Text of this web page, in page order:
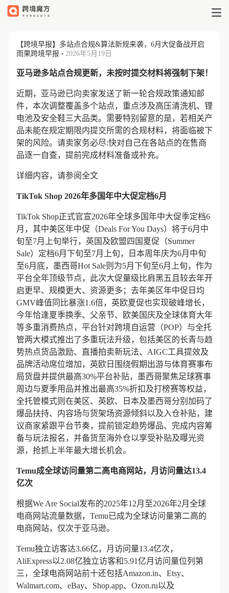
【跨境早报】多站点合规&算法新规来袭，6月大促备战开启
雨果跨境早报
2026年5月19日
亚马逊多站点合规更新，未按时提交材料将强制下架！
近期，亚马逊已向卖家发送了新一轮合规政策通知邮
件，本次调整覆盖多个站点，重点涉及高压清洗机、锂
电池及安全鞋三大品类。需要特别留意的是，若相关产
品未能在规定期限内提交所需的合规材料，将面临被下
架的风险。请卖家务必尽:快对自己在各站点的在售商
品逐一自查，提前完成材料准备或补充。
详细内容，请参阅全文
TikTok Shop 2026年多国年中大促定档6月
TikTok Shop正式官宣2026年全球多国年中大促季定档6
月，其中美区年中促（Deals For You Days）将于6月中
旬至7月上旬举行，英国及欧盟四国夏促（Summer
Sale）定档6月下旬至7月上旬，日本周年庆为6月中旬
至6月底，墨西哥Hot Sale则为5月下旬至6月上旬，作为
平台全年顶级节点，此次大促量级比肩黑五且较去年开
启更早、规模更大、资源更多；去年美区年中促日均
GMV峰值同比暴涨1.6倍，英欧夏促也实现破峰增长，
今年恰逢夏季换季、父亲节、欧美国庆及全球体育大年
等多重消费热点，平台针对跨境自运营（POP）与全托
管两大模式推出了多重玩法升级，包括美区的长青与趋
势热点货品激励、直播拍卖新玩法、AIGC工具提效及
品牌活动席位增加，英欧日围绕假期出游与体育赛事布
局货盘并提供最高30%平台补贴，墨西哥聚焦足球赛事
周边与夏季用品并推出最高35%折扣及打榜赛等权益，
全托管模式则在美区、英欧、日本及墨西哥分别加码了
爆品扶持、内容场与货架场资源倾斜以及入仓补贴，建
议商家紧跟平台节奏，提前锁定趋势爆品、完成内容筹
备与玩法报名，并备货至海外仓以享受补贴及曝光资
源，抢抓上半年最大增长机会。
Temu成全球访问量第二高电商网站，月访问量达13.4
亿次
根据We Are Social发布的2025年12月至2026年2月全球
电商网站流量数据，Temu已成为全球访问量第二高的
电商网站，仅次于亚马逊。
Temu独立访客达3.66亿，月访问量13.4亿次，
AliExpress以2.08亿独立访客和5.91亿月访问量位列第
三，全球电商网站前十还包括Amazon.in、Etsy、
Walmart.com、eBay、Shop.app、Ozon.ru以及